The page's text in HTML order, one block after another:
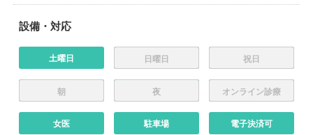
設備・対応
土曜日 日曜日 祝日
朝 夜 オンライン診療
女医 駐車場 電子決済可